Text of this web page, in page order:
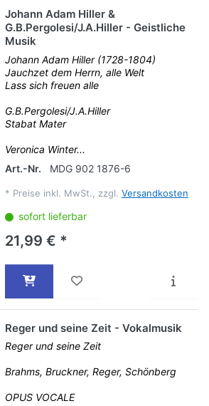
Johann Adam Hiller &
G.B.Pergolesi/J.A.Hiller - Geistliche
Musik
Johann Adam Hiller (1728-1804)
Jauchzet dem Herrn, alle Welt
Lass sich freuen alle
G.B.Pergolesi/J.A.Hiller
Stabat Mater
Veronica Winter...
Art.-Nr.
MDG 902 1876-6
* Preise inkl. MwSt., zzgl. Versandkosten
sofort lieferbar
21,99 € *
Reger und seine Zeit - Vokalmusik
Reger und seine Zeit
Brahms, Bruckner, Reger, Schönberg
OPUS VOCALE